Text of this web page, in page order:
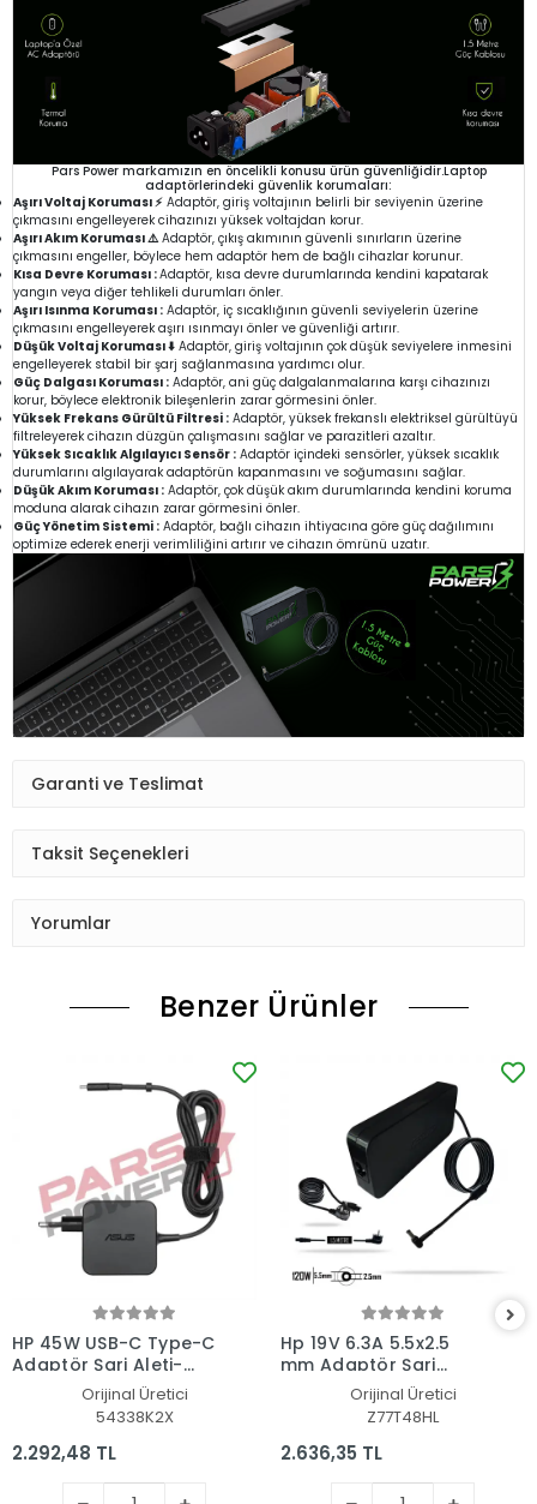
Pars Power markamızın en öncelikli konusu ürün güvenliğidir.Laptop
adaptörlerindeki güvenlik korumaları:
Aşırı Voltaj Koruması ⚡ Adaptör, giriş voltajının belirli bir seviyenin üzerine
çıkmasını engelleyerek cihazınızı yüksek voltajdan korur.
Aşırı Akım Koruması ⚠️Adaptör, çıkış akımının güvenli sınırların üzerine
çıkmasını engeller, böylece hem adaptör hem de bağlı cihazlar korunur.
Kısa Devre Koruması :Adaptör, kısa devre durumlarında kendini kapatarak
yangın veya diğer tehlikeli durumları önler.
Aşırı Isınma Koruması : Adaptör, iç sıcaklığının güvenli seviyelerin üzerine
çıkmasını engelleyerek aşırı ısınmayı önler ve güvenliği artırır.
Düşük Voltaj Koruması ⬇️ Adaptör, giriş voltajının çok düşük seviyelere inmesini
engelleyerek stabil bir şarj sağlanmasına yardımcı olur.
Güç Dalgası Koruması : Adaptör, ani güç dalgalanmalarına karşı cihazınızı
korur, böylece elektronik bileşenlerin zarar görmesini önler.
Yüksek Frekans Gürültü Filtresi : Adaptör, yüksek frekanslı elektriksel gürültüyü
filtreleyerek cihazın düzgün çalışmasını sağlar ve parazitleri azaltır.
Yüksek Sıcaklık Algılayıcı Sensör : Adaptör içindeki sensörler, yüksek sıcaklık
durumlarını algılayarak adaptörün kapanmasını ve soğumasını sağlar.
Düşük Akım Koruması : Adaptör, çok düşük akım durumlarında kendini koruma
moduna alarak cihazın zarar görmesini önler.
Güç Yönetim Sistemi : Adaptör, bağlı cihazın ihtiyacına göre güç dağılımını
optimize ederek enerji verimliliğini artırır ve cihazın ömrünü uzatır.
Garanti ve Teslimat
Taksit Seçenekleri
Yorumlar
Benzer Ürünler
HP 45W USB-C Type-C
Adaptör Şarj Aleti-
Orijinal Üretici
54338K2X
2.292,48 TL
Hp 19V 6.3A 5.5x2.5
mm Adaptör Şarj
Aleti-CihazıOrijinal Üretici
Z77T48HL
2.636,35 TL